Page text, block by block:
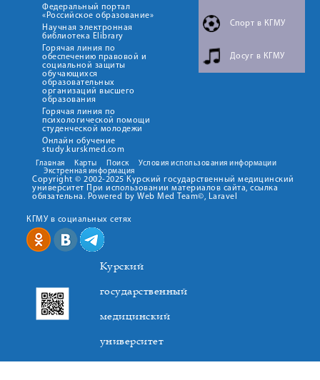
Федеральный портал
«Российское образование»
Научная электронная
библиотека Elibrary
Горячая линия по
обеспечению правовой и
социальной защиты
обучающихся
образовательных
организаций высшего
образования
Горячая линия по
психологической помощи
студенческой молодежи
Онлайн обучение
study.kurskmed.com
Спорт в КГМУ
Досуг в КГМУ
Главная Карты Поиск
Условия использования информации
Экстренная информация
Copyright © 2002-2025 Курский государственный медицинский
университет При использовании материалов сайта, ссылка
обязательна. Powered by Web Med Team©, Laravel
КГМУ в социальных сетях
Курский
государственный
медицинский
университет